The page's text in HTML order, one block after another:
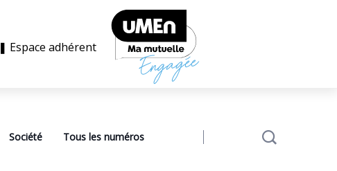
❚ Espace adhérent
Société Tous les numéros